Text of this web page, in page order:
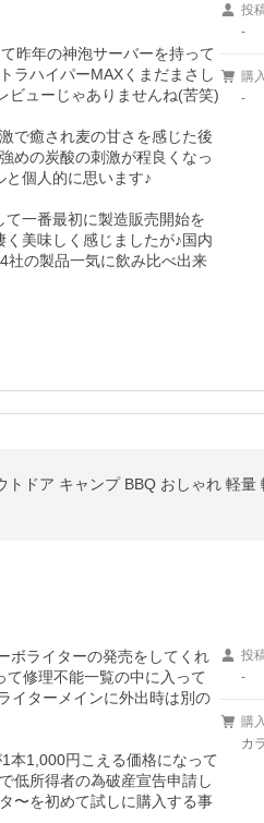
昨年の神泡サーバーを持って
ラハイパーMAXくまだまさし
ビューじゃありませんね(苦笑)
で癒され麦の甘さを感じた後
めの炭酸の刺激が程良くなっ
個人的に思います♪
一番最初に製造販売開始を
美味しく感じましたが♪国内
社の製品一気に飲み比べ出来
投
-
購
-
ドア キャンプ BBQ おしゃれ 軽量
ボライターの発売をしてくれ
修理不能一覧の中に入って
イターメインに外出時は別の
本1,000円こえる価格になって
低所得者の為破産宣告申請し
〜を初めて試しに購入する事
投
-
購
カ